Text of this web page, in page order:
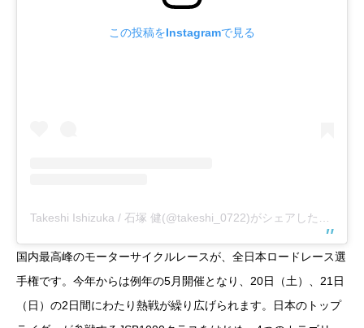
この投稿をInstagramで見る
国内最高峰のモーターサイクルレースが、全日本ロードレース選
手権です。今年からは例年の5月開催となり、20日（土）、21日
（日）の2日間にわたり熱戦が繰り広げられます。日本のトップ